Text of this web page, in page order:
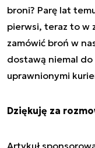
broni? Parę lat
pierwsi, teraz to w
zamówić broń w
dostawą niemal do
uprawnionymi
Dziękuję za
Artykuł